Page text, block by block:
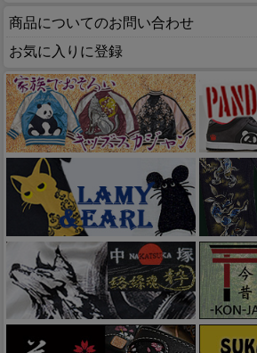
商品についてのお問い合わせ
お気に入りに登録